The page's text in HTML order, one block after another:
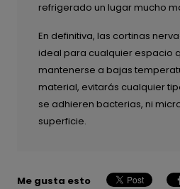
refrigerado un lugar mucho
En definitiva, las cortinas
ideal para cualquier espacio
mantenerse a bajas
material, evitarás cualquier
se adhieren bacterias, ni
superficie.
Me gusta esto